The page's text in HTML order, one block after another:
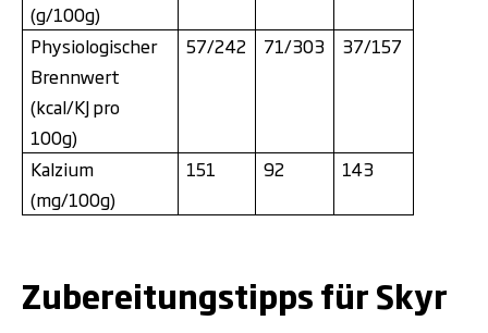
(g/100g)
Physiologischer
Brennwert
(kcal/KJ pro
100g)
57/242 71/303 37/157
Kalzium
(mg/100g)
151 92 143
Zubereitungstipps für Skyr